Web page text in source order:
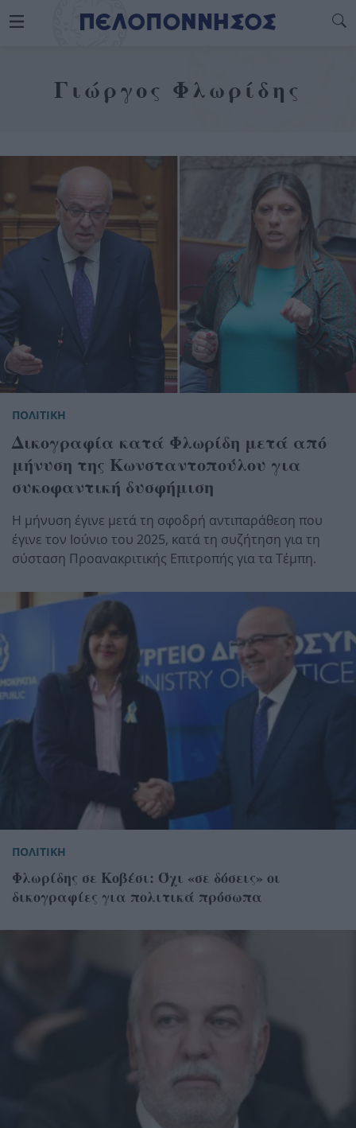
Γιώργος Φλωρίδης
ΠΟΛΙΤΙΚΗ
Δικογραφία κατά Φλωρίδη μετά από
μήνυση της Κωνσταντοπούλου για
συκοφαντική δυσφήμιση
Η μήνυση έγινε μετά τη σφοδρή αντιπαράθεση που
έγινε τον Ιούνιο του 2025, κατά τη συζήτηση για τη
σύσταση Προανακριτικής Επιτροπής για τα Τέμπη.
ΠΟΛΙΤΙΚΗ
Φλωρίδης σε Κοβέσι: Όχι «σε δόσεις» οι
δικογραφίες για πολιτικά πρόσωπα